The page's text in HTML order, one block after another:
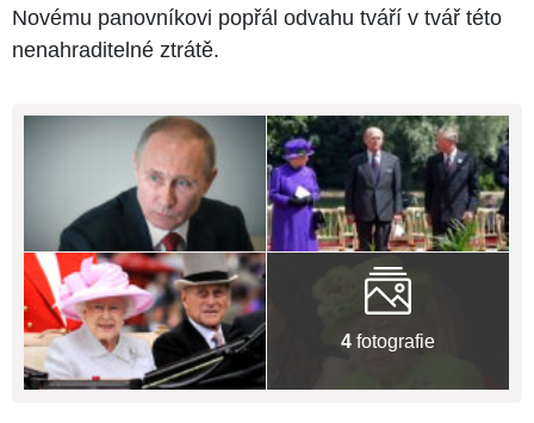
Novému panovníkovi popřál odvahu tváří v tvář této
nenahraditelné ztrátě.
4 fotografie